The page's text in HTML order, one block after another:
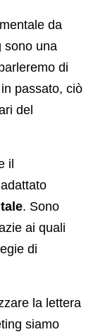
da
sono una
di
passato, ciò
del
il
. Sono
ai quali
di
la lettera
siamo